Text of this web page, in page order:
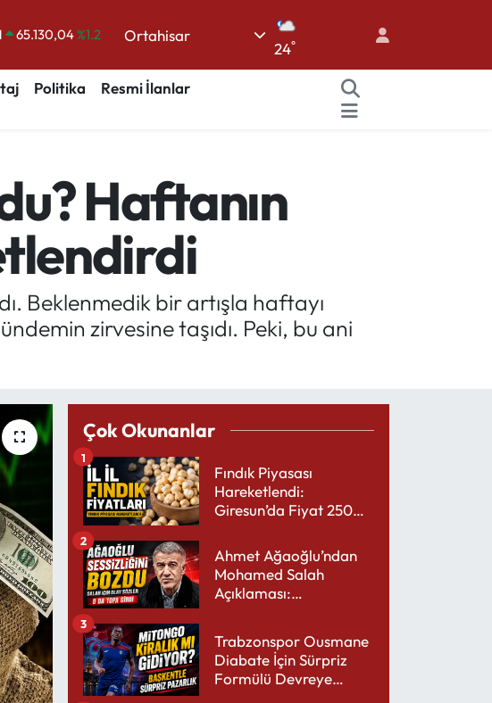
65.130,04 %1.2
55,1652 %0.27
13.773 %-19
Ortahisar
24°
Politika
Resmi İlanlar
Haftanın
Beklenmedik bir artışla haftayı
zirvesine taşıdı. Peki, bu ani
Çok Okunanlar
Fındık Piyasası
Hareketlendi:
Giresun’da Fiyat 250
1
Ahmet Ağaoğlu’ndan
Mohamed Salah
Açıklaması:
2
Trabzonspor Ousmane
Diabate İçin Sürpriz
Formülü Devreye
3